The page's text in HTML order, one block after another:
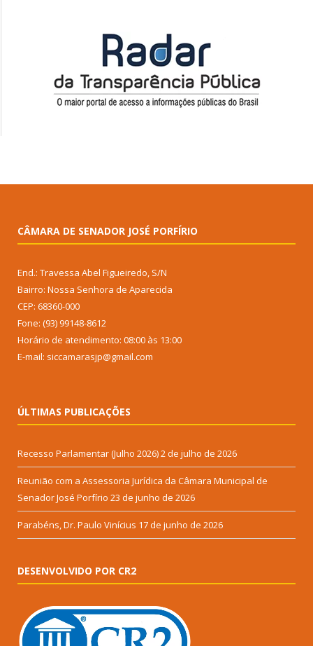
CÂMARA DE SENADOR JOSÉ PORFÍRIO
End.: Travessa Abel Figueiredo, S/N
Bairro: Nossa Senhora de Aparecida
CEP: 68360-000
Fone: (93) 99148-8612
Horário de atendimento: 08:00 às 13:00
E-mail: siccamarasjp@gmail.com
ÚLTIMAS PUBLICAÇÕES
Recesso Parlamentar (Julho 2026)2 de julho de 2026
Reunião com a Assessoria Jurídica da Câmara Municipal de
Senador José Porfírio 23 de junho de 2026
Parabéns, Dr. Paulo Vinícius 17 de junho de 2026
DESENVOLVIDO POR CR2